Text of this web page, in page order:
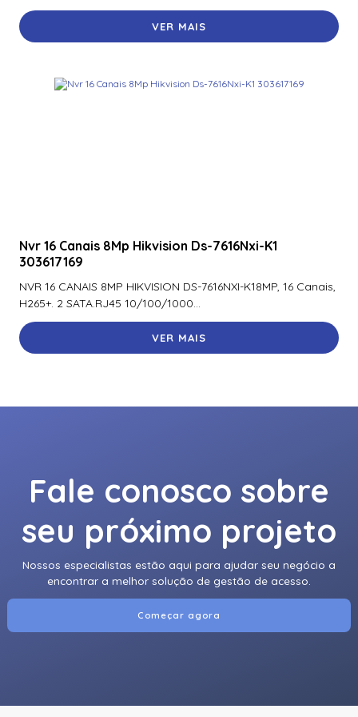
900Ntnnek00000 | Assa Abloy | Leitor de Proximidade HId
Iclass se R10 900Ntnnek00000
920Nbnnek20000 | Assa Abloy | Leitor De Proximidade
R40
920Nmnnekma001 | Assa Abloy | Leitor De Proximidade
R40
920Nsnnek20000 | Assa Abloy | Leitor De Proximidade
R40
920Pmntekma003 | Assa Abloy | Leitor De Proximidade
Rp40
920Ptnnek00000 | Assa Abloy | Leitor De Proximidade Se
Rp40
921Nbnnek20000 | Assa Abloy | Leitor De Proximidade
921Nmnnekma002 | Assa Abloy | Leitor De Proximidade
Rk40
921Ntnnek00000 | Assa Abloy | Leitor De Proximidade
VER MAIS
Nvr 16 Canais 8Mp Hikvision Ds-7616Nxi-K1
303617169
NVR 16 CANAIS 8MP HIKVISION DS-7616NXI-K18MP, 16 Canais,
H265+. 2 SATA.RJ45 10/100/1000...
VER MAIS
Fale conosco sobre
seu próximo projeto
Nossos especialistas estão aqui para ajudar seu negócio a
encontrar a melhor solução de gestão de acesso.
Começar agora